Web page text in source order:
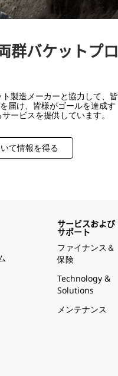
群バケットプロ
製造メーカーと協力して、皆
届け、皆様がゴールを達成す
ービスを提供しています。
て情報を得る
サービスおよび
サポート
ファイナンス＆
保険
Technology &
Solutions
メンテナンス